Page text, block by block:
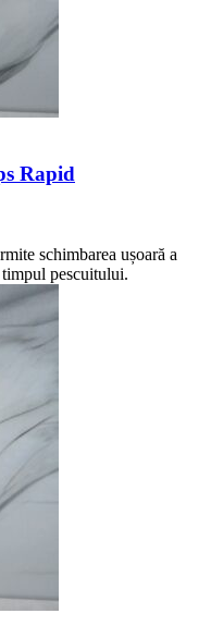
Rapid
schimbarea ușoară a
pescuitului.